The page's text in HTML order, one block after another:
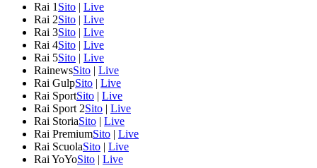
Rai 1 Sito | Live
Rai 2Sito | Live
Rai 3Sito | Live
Rai 4Sito | Live
Rai 5Sito | Live
RainewsSito | Live
Rai GulpSito | Live
Rai SportSito | Live
Rai Sport 2Sito | Live
Rai StoriaSito | Live
Rai PremiumSito | Live
Rai ScuolaSito | Live
Rai YoYoSito | Live